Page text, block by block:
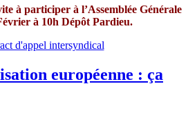
à participer à l’Assemblée Générale
à 10h Dépôt Pardieu.
d'appel intersyndical
européenne : ça